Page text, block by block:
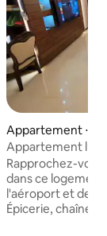
Appartement ⋅
Appartement
Rapprochez-
dans ce
l'aéroport et de
Épicerie, chaînes